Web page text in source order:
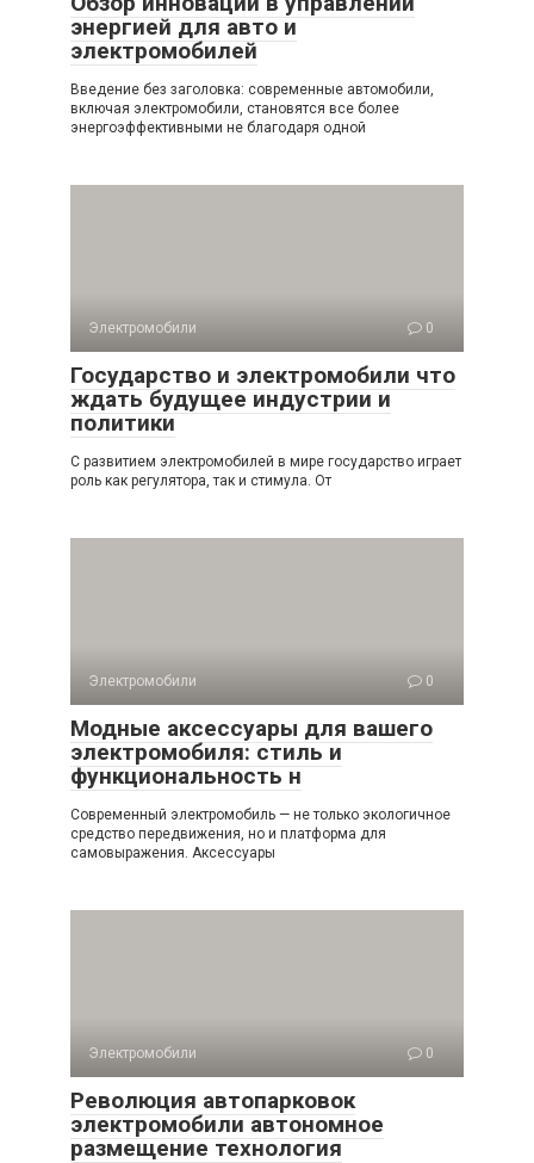
энергией для авто и
электромобилей
Введение без заголовка: современные автомобили,
включая электромобили, становятся все более
энергоэффективными не благодаря одной
Электромобили 0
Государство и электромобили что
ждать будущее индустрии и
политики
С развитием электромобилей в мире государство играет
роль как регулятора, так и стимула. От
Электромобили 0
Модные аксессуары для вашего
электромобиля: стиль и
функциональность н
Современный электромобиль — не только экологичное
средство передвижения, но и платформа для
самовыражения. Аксессуары
Электромобили 0
Революция автопарковок
электромобили автономное
размещение технология